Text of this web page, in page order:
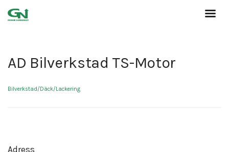
AD Bilverkstad TS-Motor
Bilverkstad/Däck/Lackering
Adress